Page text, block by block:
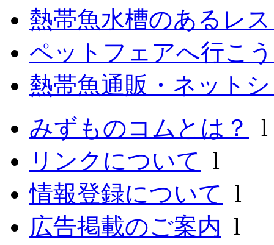
熱帯魚水槽のあるレ
ペットフェアへ行こ
熱帯魚通販・ネット
みずものコムとは？
リンクについて l
情報登録について l
広告掲載のご案内 l